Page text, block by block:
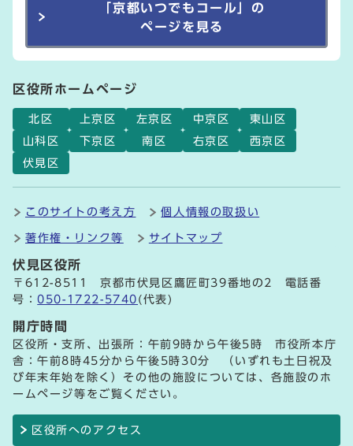
「京都いつでもコール」の
ページを見る
区役所ホームページ
北区 上京区 左京区 中京区
東山区
山科区
下京区 南区 右京区
西京区
伏見区
このサイトの考え方 個人情報の取扱い
著作権・リンク等 サイトマップ
伏見区役所
〒612-8511 京都市伏見区鷹匠町39番地の2 電話番
号：050-1722-5740 (代表)
開庁時間
区役所・支所、出張所：午前9時から午後5時 市役所本庁
舎：午前8時45分から午後5時30分 （いずれも土日祝及
び年末年始を除く）その他の施設については、各施設のホ
ームページ等をご覧ください。
区役所へのアクセス